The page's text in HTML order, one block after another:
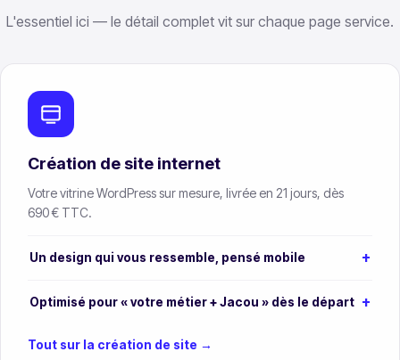
L'essentiel ici — le détail complet vit sur chaque page service.
Création de site internet
Votre vitrine WordPress sur mesure, livrée en 21 jours, dès
690 € TTC.
Un design qui vous ressemble, pensé mobile
Optimisé pour « votre métier + Jacou » dès le départ
Tout sur la création de site →